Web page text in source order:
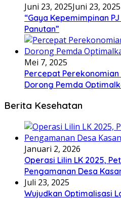
Juni 23, 2025Juni 23, 2025
“Gaya Kepemimpinan
Panutan”
Mei 7, 2025
Percepat
Dorong Pemda
Berita Kesehatan
Januari 2, 2026
Operasi Lilin LK 2025,
Pengamanan Desa
Juli 23, 2025
Wujudkan Optimalisasi